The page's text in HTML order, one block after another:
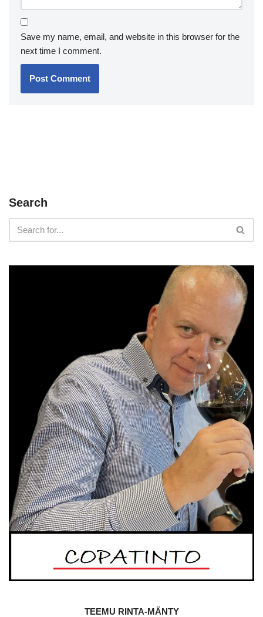
Save my name, email, and website in this browser for the
next time I comment.
Search
TEEMU RINTA-MÄNTY